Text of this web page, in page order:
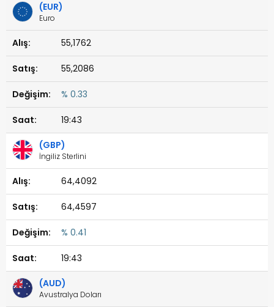
(EUR)
Euro
55,1762
55,2086
% 0.33
19:43
(GBP)
İngiliz Sterlini
64,4092
64,4597
% 0.41
19:43
(AUD)
Avustralya Doları